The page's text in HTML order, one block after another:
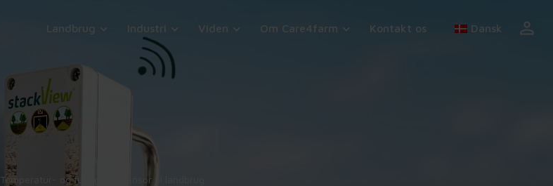
Landbrug Industri Viden Om Care4farm Kontakt os Dansk
Temperatur- og fugtighedssensor til landbrug